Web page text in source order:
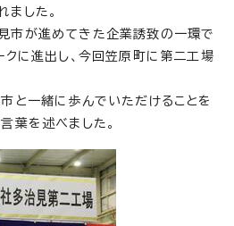
ました。
市が進めてきた企業誘致の一環で
クに進出し、今回笠原町に第二工場
と一緒に歩んでいただけることを
葉を述べました。